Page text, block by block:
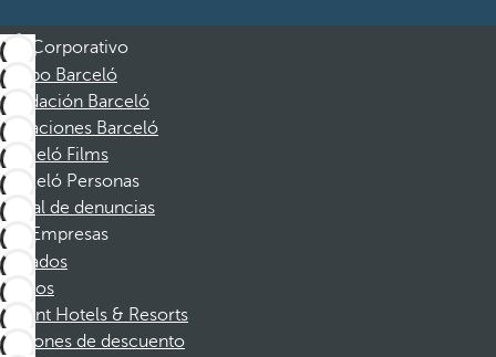
Corporativo
Grupo Barceló
Fundación Barceló
Vacaciones Barceló
Barceló Films
Barceló Personas
Canal de denuncias
Empresas
Afiliados
Socios
Dorint Hotels & Resorts
Cupones de descuento